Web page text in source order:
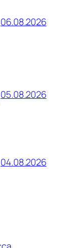
06.08.2026
05.08.2026
04.08.2026